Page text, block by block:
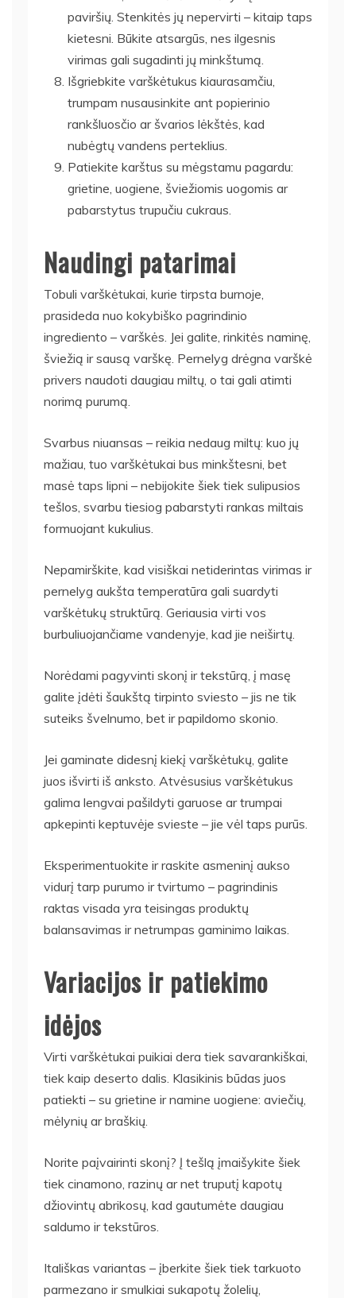
paviršių. Stenkitės jų nepervirti – kitaip taps
kietesni. Būkite atsargūs, nes ilgesnis
virimas gali sugadinti jų minkštumą.
Išgriebkite varškėtukus kiaurasamčiu,
trumpam nusausinkite ant popierinio
rankšluosčio ar švarios lėkštės, kad
nubėgtų vandens perteklius.
Patiekite karštus su mėgstamu pagardu:
grietine, uogiene, šviežiomis uogomis ar
pabarstytus trupučiu cukraus.
Naudingi patarimai
Tobuli varškėtukai, kurie tirpsta burnoje,
prasideda nuo kokybiško pagrindinio
ingrediento – varškės. Jei galite, rinkitės naminę,
šviežią ir sausą varškę. Pernelyg drėgna varškė
privers naudoti daugiau miltų, o tai gali atimti
norimą purumą.
Svarbus niuansas – reikia nedaug miltų: kuo jų
mažiau, tuo varškėtukai bus minkštesni, bet
masė taps lipni – nebijokite šiek tiek sulipusios
tešlos, svarbu tiesiog pabarstyti rankas miltais
formuojant kukulius.
Nepamirškite, kad visiškai netiderintas virimas ir
pernelyg aukšta temperatūra gali suardyti
varškėtukų struktūrą. Geriausia virti vos
burbuliuojančiame vandenyje, kad jie neiširtų.
Norėdami pagyvinti skonį ir tekstūrą, į masę
galite įdėti šaukštą tirpinto sviesto – jis ne tik
suteiks švelnumo, bet ir papildomo skonio.
Jei gaminate didesnį kiekį varškėtukų, galite
juos išvirti iš anksto. Atvėsusius varškėtukus
galima lengvai pašildyti garuose ar trumpai
apkepinti keptuvėje svieste – jie vėl taps purūs.
Eksperimentuokite ir raskite asmeninį aukso
vidurį tarp purumo ir tvirtumo – pagrindinis
raktas visada yra teisingas produktų
balansavimas ir netrumpas gaminimo laikas.
Variacijos ir patiekimo
idėjos
Virti varškėtukai puikiai dera tiek savarankiškai,
tiek kaip deserto dalis. Klasikinis būdas juos
patiekti – su grietine ir namine uogiene: aviečių,
mėlynių ar braškių.
Norite paįvairinti skonį? Į tešlą įmaišykite šiek
tiek cinamono, razinų ar net truputį kapotų
džiovintų abrikosų, kad gautumėte daugiau
saldumo ir tekstūros.
Itališkas variantas – įberkite šiek tiek tarkuoto
parmezano ir smulkiai sukapotų žolelių,